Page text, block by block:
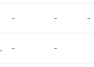
- - -
- -